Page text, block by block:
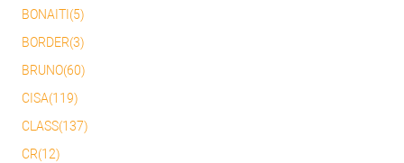
BONAITI(5)
BORDER(3)
BRUNO(60)
CISA(119)
CLASS(137)
CR(12)